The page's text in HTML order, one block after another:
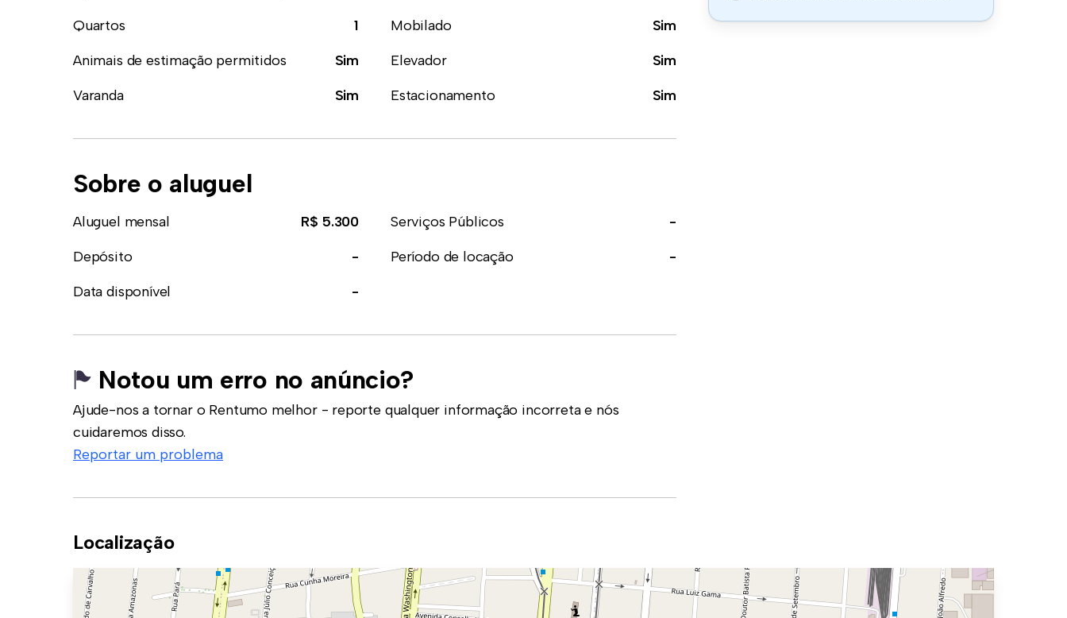
Quartos
1 Mobilado
Sim
Animais de estimação permitidos
Sim Elevador
Sim
Varanda
Sim Estacionamento Sim
Sobre o aluguel
Aluguel mensal R$ 5.300 Serviços Públicos
-
Depósito
- Período de locação
-
Data disponível
-
Notou um erro no anúncio?
Ajude-nos a tornar o Rentumo melhor - reporte qualquer informação incorreta e nós
cuidaremos disso.
Reportar um problema
Localização